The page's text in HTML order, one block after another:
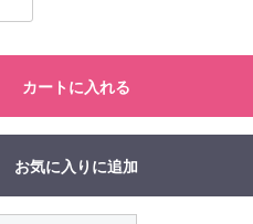
カートに入れる
お気に入りに追加